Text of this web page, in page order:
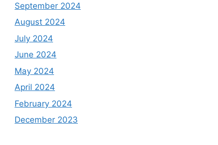
September 2024
August 2024
July 2024
June 2024
May 2024
April 2024
February 2024
December 2023